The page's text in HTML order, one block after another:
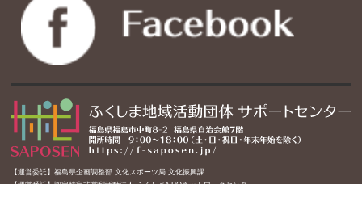
【運営委託】福島県企画調整部 文化スポーツ局 文化振興課
【運営受託】認定特定非営利活動法人 ふくしまNPOネットワークセンター